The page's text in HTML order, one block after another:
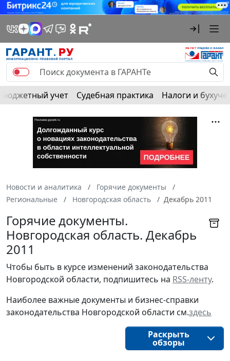
Бюджетный учет Судебная практика Налоги и
Новости и аналитика
Горячие документы
Региональные
Новгородская область Декабрь 2011
Горячие документы.
Новгородская область. Декабрь
2011
Чтобы быть в курсе изменений законодательства
Новгородской области, подпишитесь на RSS-ленту.
Наиболее важные документы и бизнес-справки
законодательства Новгородской области см.здесь
Раскрыть
обзоры